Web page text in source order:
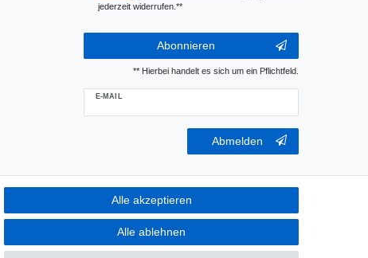
jederzeit widerrufen.**
Abonnieren
** Hierbei handelt es sich um ein Pflichtfeld.
E-MAIL
Abmelden
Alle akzeptieren
Alle ablehnen